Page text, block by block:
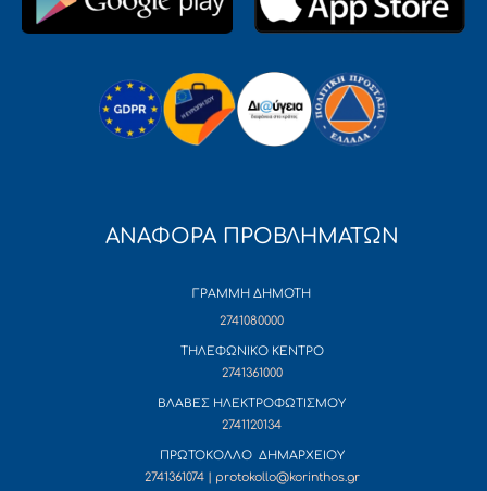
ΑΝΑΦΟΡΑ ΠΡΟΒΛΗΜΑΤΩΝ
ΓΡΑΜΜΗ ΔΗΜΟΤΗ
2741080000
ΤΗΛΕΦΩΝΙΚΟ ΚΕΝΤΡΟ
2741361000
ΒΛΑΒΕΣ ΗΛΕΚΤΡΟΦΩΤΙΣΜΟΥ
2741120134
ΠΡΩΤΟΚΟΛΛΟ ΔΗΜΑΡΧΕΙΟΥ
2741361074 | protokollo@korinthos.gr